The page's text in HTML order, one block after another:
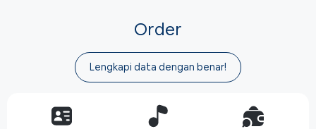
Order
Lengkapi data dengan benar!